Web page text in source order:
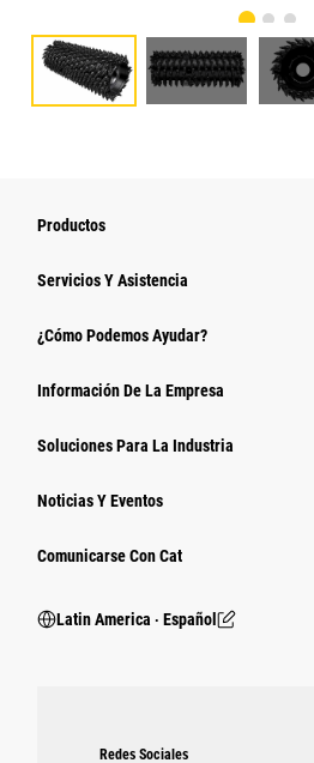
Productos
Servicios Y Asistencia
¿Cómo Podemos Ayudar?
Información De La Empresa
Soluciones Para La Industria
Noticias Y Eventos
Comunicarse Con Cat
Latin America ‧ Español
Redes Sociales